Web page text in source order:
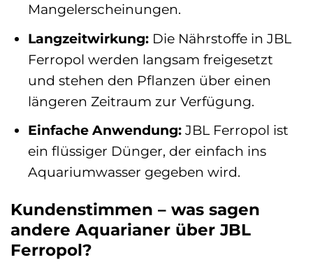
Mangelerscheinungen.
Langzeitwirkung:Die Nährstoffe in JBL
Ferropol werden langsam freigesetzt
und stehen den Pflanzen über einen
längeren Zeitraum zur Verfügung.
Einfache Anwendung:JBL Ferropol ist
ein flüssiger Dünger, der einfach ins
Aquariumwasser gegeben wird.
Kundenstimmen – was sagen
andere Aquarianer über JBL
Ferropol?